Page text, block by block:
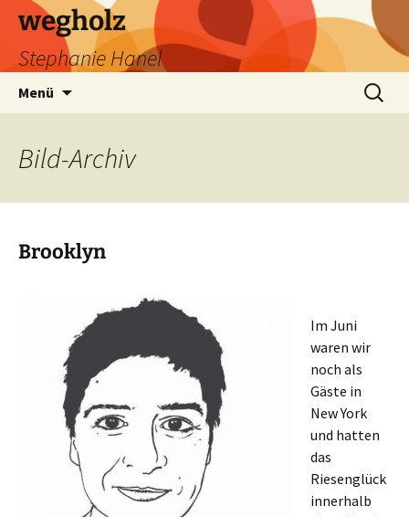
wegholz
Stephanie Hanel
Menü
Suchen
nach:
Bild-Archiv
Brooklyn
Im Juni
waren wir
noch als
Gäste in
New York
und hatten
das
Riesenglück
innerhalb